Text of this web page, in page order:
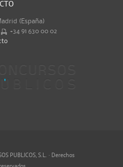
(España)
+34 91 630 00 02
PUBLICOS, S.L. · Derechos